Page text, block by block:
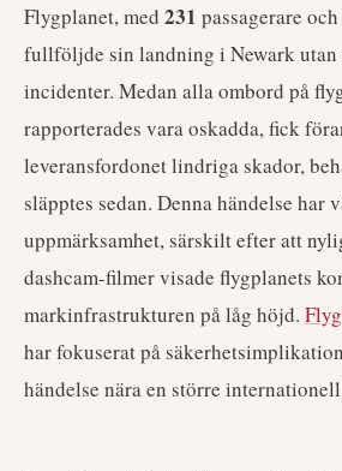
Flygplanet, med 231 passagerare
fullföljde sin landning i Newark
incidenter. Medan alla ombord på
rapporterades vara oskadda, fick
leveransfordonet lindriga skador,
släpptes sedan. Denna händelse har
uppmärksamhet, särskilt efter att
dashcam-filmer visade flygplanets
markinfrastrukturen på låg höjd.
har fokuserat på
händelse nära en större